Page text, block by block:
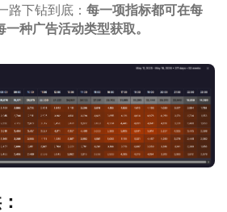
路下钻到底： 每一项指标都可在每
种广告活动类型获取。